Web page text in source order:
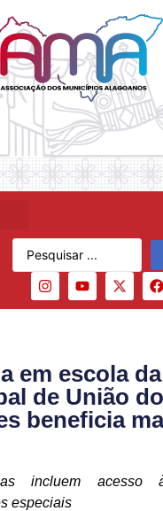
em escola
de União
beneficia
incluem acesso
especiais